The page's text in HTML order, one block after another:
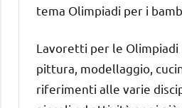
tema Olimpiadi per i
Lavoretti per le Olimpiadi
pittura, modellaggio,
riferimenti alle varie